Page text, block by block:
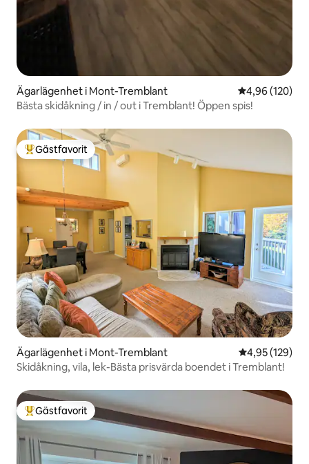
Ägarlägenhet i Mont-Tremblant 4,96 av 5 i
4,96 (120)
Bästa skidåkning / in / out i Tremblant! Öppen spis!
Populär gästfavorit
Gästfavorit
Ägarlägenhet i Mont-Tremblant 4,95 av 5 i
4,95 (129)
Skidåkning, vila, lek-Bästa prisvärda boendet i Tremblant!
Populär gästfavorit
Gästfavorit